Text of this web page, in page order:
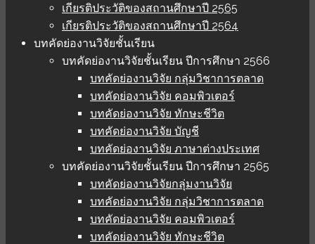
เกียรติประวัติของสถานศึกษาปี 2565
เกียรติประวัติของสถานศึกษาปี 2564
บทคัดย่องานวิจัยชั้นเรียน
บทคัดย่องานวิจัยชั้นเรียน ปีการศึกษา 2566
บทคัดย่องานวิจัย กลุ่มวิชาการตลาด
บทคัดย่องานวิจัย คอมพิวเตอร์
บทคัดย่องานวิจัย ทักษะชีวิต
บทคัดย่องานวิจัย บัญชี
บทคัดย่องานวิจัย ภาษาต่างประเทศ
บทคัดย่องานวิจัยชั้นเรียน ปีการศึกษา 2565
บทคัดย่องานวิจัยกลุ่มงานวิจัย
บทคัดย่องานวิจัย กลุ่มวิชาการตลาด
บทคัดย่องานวิจัย คอมพิวเตอร์
บทคัดย่องานวิจัย ทักษะชีวิต